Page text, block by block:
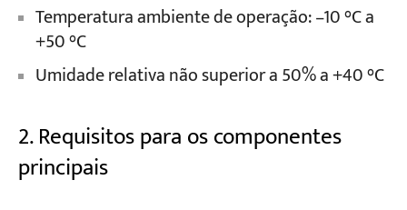
Temperatura ambiente de operação: –10 °C a
+50 °C
Umidade relativa não superior a 50% a +40 °C
2. Requisitos para os componentes
principais